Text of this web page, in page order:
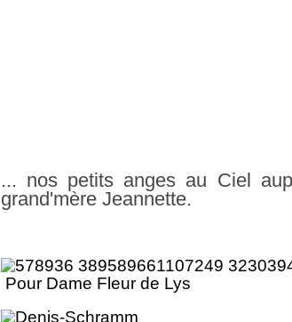
... nos petits anges au Ciel
grand'mère Jeannette.
Pour Dame Fleur de Lys